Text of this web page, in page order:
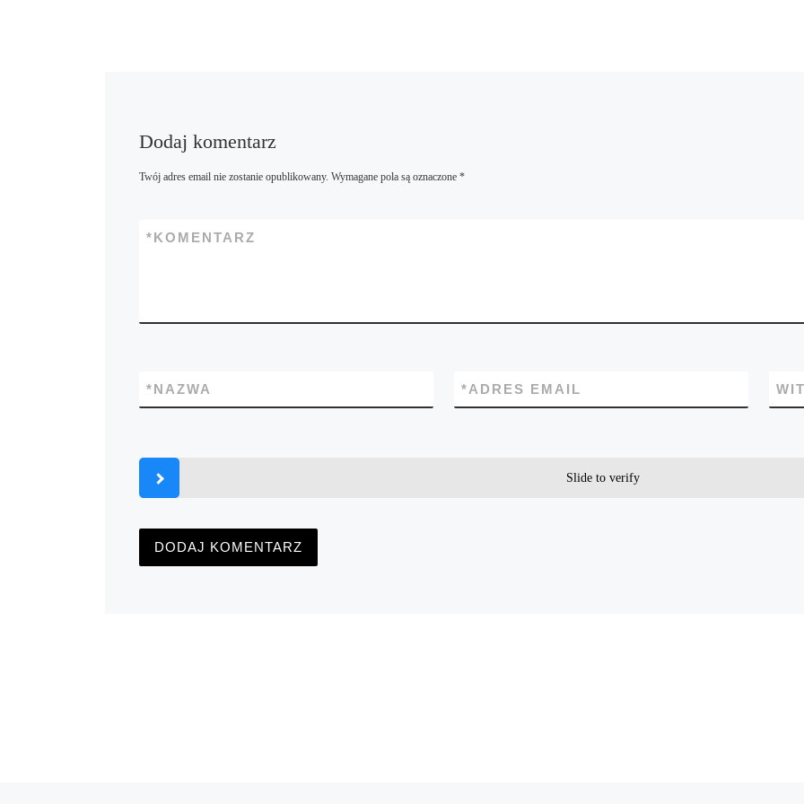
Dodaj komentarz
Twój adres email nie zostanie opublikowany. Wymagane pola są oznaczone *
KOMENTARZ
*
NAZWA
* ADRES EMAIL
*
Slide to verify